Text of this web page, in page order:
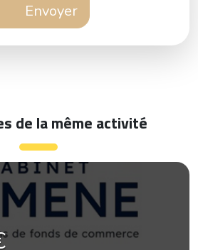
Envoyer
de la même activité